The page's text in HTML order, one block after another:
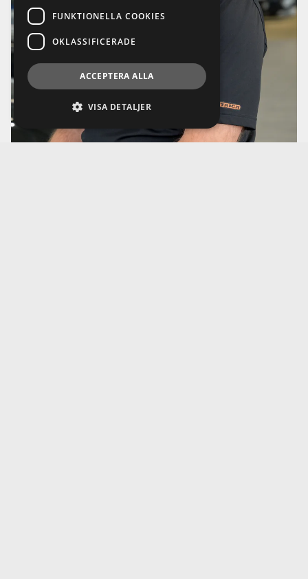
FUNKTIONELLA COOKIES
OKLASSIFICERADE
ACCEPTERA ALLA
VISA DETALJER